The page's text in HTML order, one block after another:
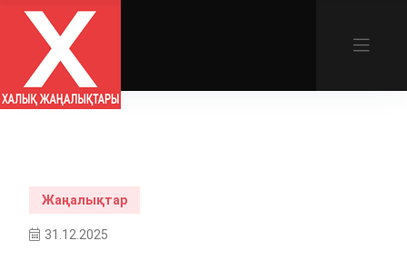
Жаңалықтар
31.12.2025